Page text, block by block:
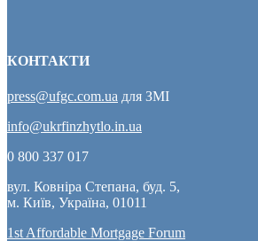
КОНТАКТИ
press@ufgc.com.ua для ЗМІ
info@ukrfinzhytlo.in.ua
0 800 337 017
вул. Ковніра Степана, буд. 5,
м. Київ, Україна, 01011
1st Affordable Mortgage Forum